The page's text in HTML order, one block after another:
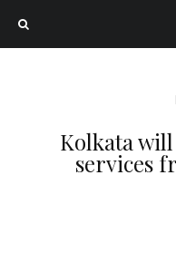
Kolkata
services